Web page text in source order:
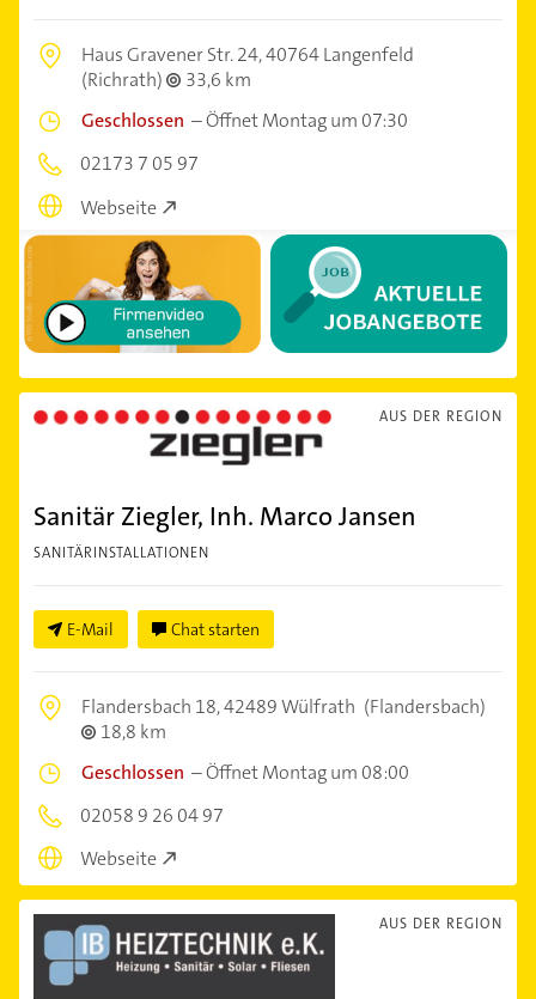
Haus Gravener Str. 24,40764 Langenfeld
(Richrath)
33,6 km
Geschlossen –Öffnet Montag um 07:30
02173 7 05 97
Webseite
AUS DER REGION
Sanitär Ziegler, Inh. Marco Jansen
SANITÄRINSTALLATIONEN
E-Mail Chat starten
Flandersbach 18,42489 Wülfrath (Flandersbach)
18,8 km
Geschlossen –Öffnet Montag um 08:00
02058 9 26 04 97
Webseite
AUS DER REGION